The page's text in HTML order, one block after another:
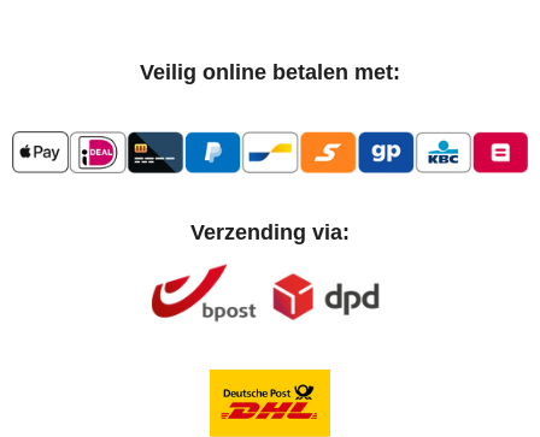
Veilig online betalen met:
Verzending via: